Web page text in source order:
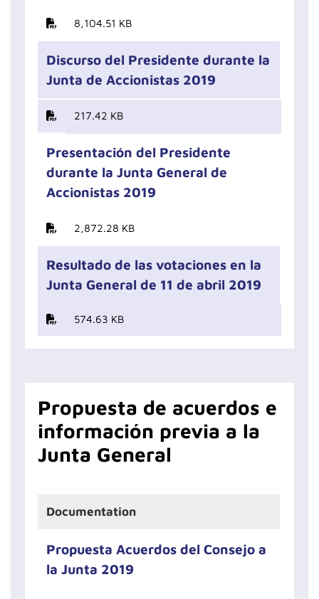
8,104.51 KB
Discurso del Presidente durante la
Junta de Accionistas 2019
217.42 KB
Presentación del Presidente
durante la Junta General de
Accionistas 2019
2,872.28 KB
Resultado de las votaciones en la
Junta General de 11 de abril 2019
574.63 KB
Propuesta de acuerdos e
información previa a la
Junta General
Documentation
Propuesta Acuerdos del Consejo a
la Junta 2019